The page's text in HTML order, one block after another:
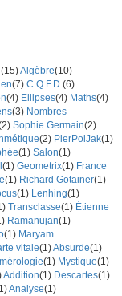
(15)Algèbre(10)
(7) C.Q.F.D.(6)
(4) Ellipses(4) Maths(4)
(3) Nombres
Sophie Germain(2)
(2) PierPolJak(1)
(1) Salon(1)
(1) Geometrix(1) France
(1) Richard Gotainer(1)
(1) Lenhing(1)
Transclasse(1) Étienne
Ramanujan(1)
(1) Maryam
vitale(1)Absurde(1)
(1) Mystique(1)
Addition(1) Descartes(1)
Analyse(1)